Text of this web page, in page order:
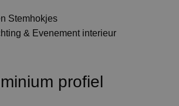
Stemhokjes
& Evenement interieur
profiel